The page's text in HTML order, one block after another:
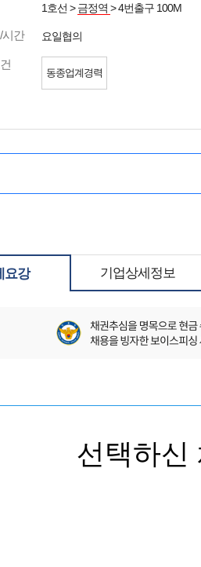
1호선 >금정역 > 4번출구 100M
시간 요일협의
동종업계경력
요강 기업상세정보
선택하신